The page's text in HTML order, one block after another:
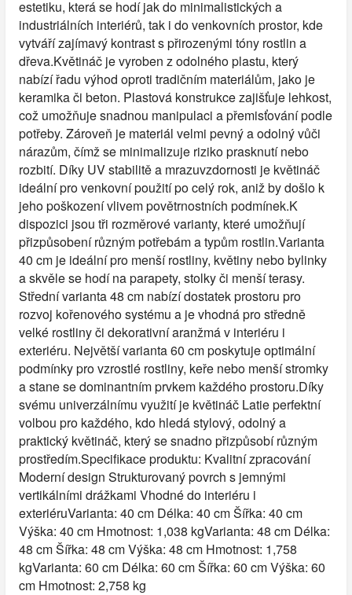
estetiku, která se hodí jak do minimalistických a
industriálních interiérů, tak i do venkovních prostor, kde
vytváří zajímavý kontrast s přirozenými tóny rostlin a
dřeva.Květináč je vyroben z odolného plastu, který
nabízí řadu výhod oproti tradičním materiálům, jako je
keramika či beton. Plastová konstrukce zajišťuje lehkost,
což umožňuje snadnou manipulaci a přemisťování podle
potřeby. Zároveň je materiál velmi pevný a odolný vůči
nárazům, čímž se minimalizuje riziko prasknutí nebo
rozbití. Díky UV stabilitě a mrazuvzdornosti je květináč
ideální pro venkovní použití po celý rok, aniž by došlo k
jeho poškození vlivem povětrnostních podmínek.K
dispozici jsou tři rozměrové varianty, které umožňují
přizpůsobení různým potřebám a typům rostlin.Varianta
40 cm je ideální pro menší rostliny, květiny nebo bylinky
a skvěle se hodí na parapety, stolky či menší terasy.
Střední varianta 48 cm nabízí dostatek prostoru pro
rozvoj kořenového systému a je vhodná pro středně
velké rostliny či dekorativní aranžmá v interiéru i
exteriéru. Největší varianta 60 cm poskytuje optimální
podmínky pro vzrostlé rostliny, keře nebo menší stromky
a stane se dominantním prvkem každého prostoru.Díky
svému univerzálnímu využití je květináč Latie perfektní
volbou pro každého, kdo hledá stylový, odolný a
praktický květináč, který se snadno přizpůsobí různým
prostředím.Specifikace produktu: Kvalitní zpracování
Moderní design Strukturovaný povrch s jemnými
vertikálními drážkami Vhodné do interiéru i
exteriéruVarianta: 40 cm Délka: 40 cm Šířka: 40 cm
Výška: 40 cm Hmotnost: 1,038 kgVarianta: 48 cm Délka:
48 cm Šířka: 48 cm Výška: 48 cm Hmotnost: 1,758
kgVarianta: 60 cm Délka: 60 cm Šířka: 60 cm Výška: 60
cm Hmotnost: 2,758 kg